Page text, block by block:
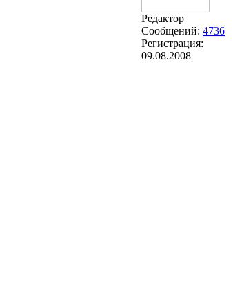
Редактор
Сообщений: 4736
Регистрация:
09.08.2008